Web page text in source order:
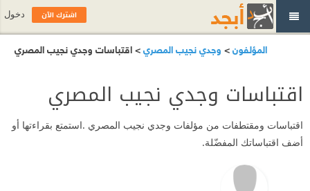
المؤلفون> وجدي نجيب المصري> اقتباسات وجدي نجيب المصري
اقتباسات وجدي نجيب المصري
اقتباسات ومقتطفات من مؤلفات وجدي نجيب المصري .استمتع بقراءتها أو
أضف اقتباساتك المفضّلة.
اشترك الآن دخول